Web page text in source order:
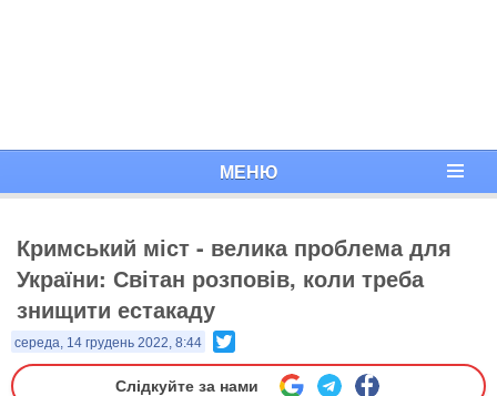
МЕНЮ
Кримський міст - велика проблема для
України: Світан розповів, коли треба
знищити естакаду
середа, 14 грудень 2022, 8:44
Слідкуйте за нами